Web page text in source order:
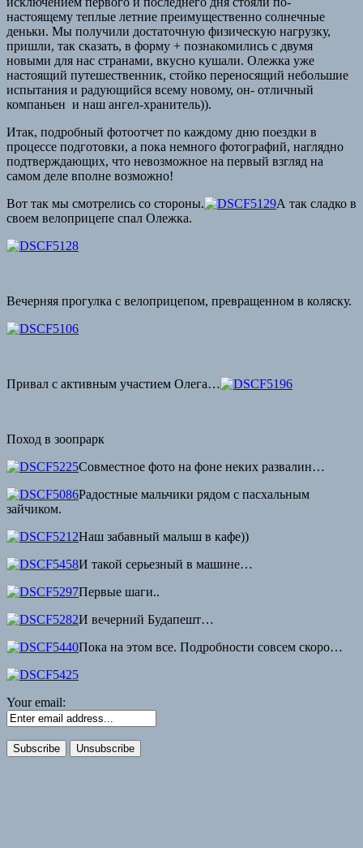
настоящему теплые летние преимущественно солнечные
деньки. Мы получили достаточную физическую нагрузку,
пришли, так сказать, в форму + познакомились с двумя
новыми для нас странами, вкусно кушали. Олежка уже
настоящий путешественник, стойко переносящий небольшие
испытания и радующийся всему новому, он- отличный
компаньен и наш ангел-хранитель)).
Итак, подробный фотоотчет по каждому дню поездки в
процессе подготовки, а пока немного фотографий, наглядно
подтверждающих, что невозможное на первый взгляд на
самом деле вполне возможно!
Вот так мы смотрелись со стороны.
А так сладко в
своем велоприцепе спал Олежка.
Вечерняя прогулка с велоприцепом, превращенном в коляску.
Привал с активным участием Олега…
Поход в зоопрарк
Совместное фото на фоне неких развалин…
Радостные мальчики рядом с пасхальным
зайчиком.
Наш забавный малыш в кафе))
И такой серьезный в машине…
Первые шаги..
И вечерний Будапешт…
Пока на этом все. Подробности совсем скоро…
Your email: